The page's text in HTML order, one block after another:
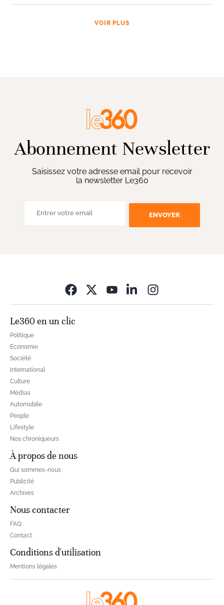
VOIR PLUS
Abonnement Newsletter
Saisissez votre adresse email pour recevoir
la newsletter Le360
ENVOYER
Le360 en un clic
Politique
Economie
Société
International
Culture
Médias
Automobile
People
Lifestyle
Nos chroniqueurs
À propos de nous
Qui sommes-nous
Publicité
Archives
Nous contacter
FAQ
Contact
Conditions d'utilisation
Mentions légales